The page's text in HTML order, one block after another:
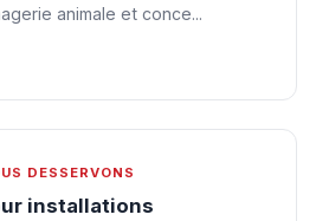
animale et conce...
DESSERVONS
installations